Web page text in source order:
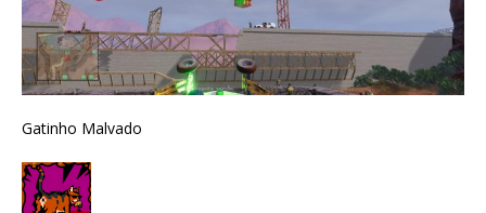
Gatinho Malvado